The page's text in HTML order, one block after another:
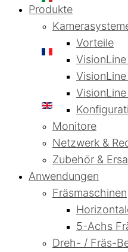
FR
EN
Produkte
Vorteile
VisionLine
VisionLine
VisionLine
Monitore
Netzwerk &
Zubehör &
Anwendungen
Fräsmaschinen
5-Achs
Dreh- / Fräs-